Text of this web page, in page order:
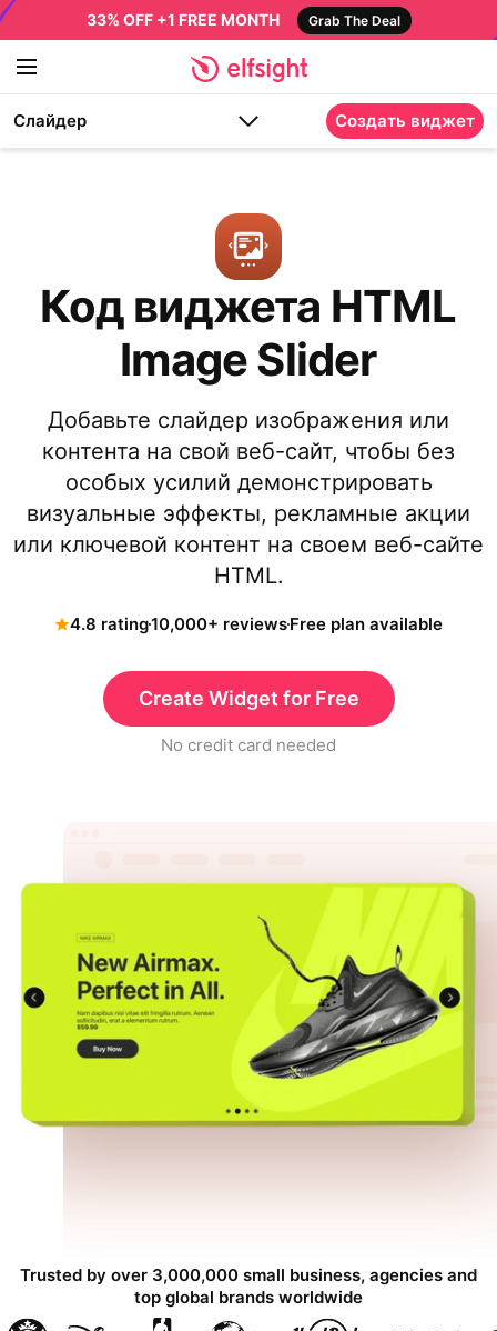
33% OFF +1 FREE MONTH Grab The Deal
Слайдер Создать виджет
Код виджета HTML
Image Slider
Добавьте слайдер изображения или
контента на свой веб-сайт, чтобы без
особых усилий демонстрировать
визуальные эффекты, рекламные акции
или ключевой контент на своем веб-сайте
HTML.
4.8 rating10,000+ reviewsFree plan available
Create Widget for Free
No credit card needed
Trusted by over 3,000,000 small business, agencies and
top global brands worldwide